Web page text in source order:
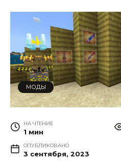
МОДЫ
НА ЧТЕНИЕ
1 мин
ОПУБЛИКОВАНО
3 сентября, 2023